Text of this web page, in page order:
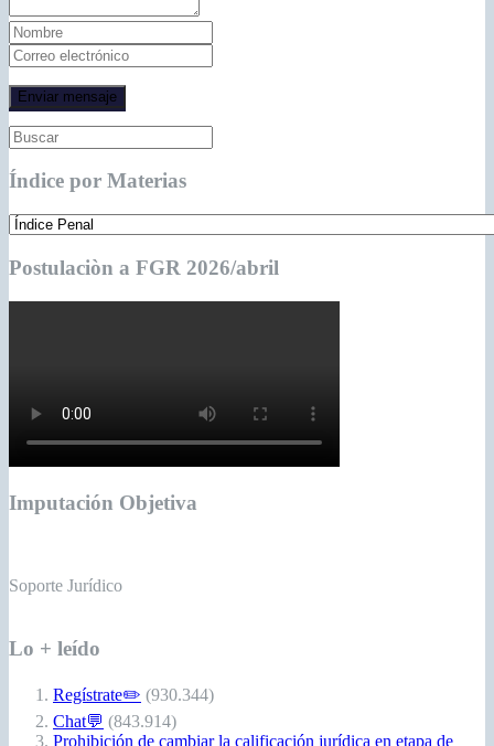
Índice por Materias
Postulaciòn a FGR 2026/abril
Imputación Objetiva
Soporte Jurídico
Lo + leído
Regístrate✏️ (930.344)
Chat💬 (843.914)
Prohibición de cambiar la calificación jurídica en etapa de